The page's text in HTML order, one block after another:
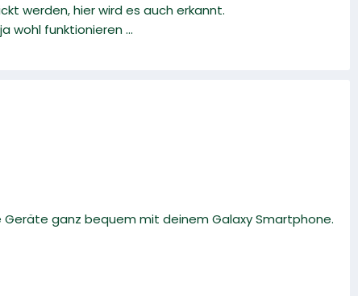
werden, hier wird es auch erkannt.
wohl funktionieren ...
ganz bequem mit deinem Galaxy Smartphone.